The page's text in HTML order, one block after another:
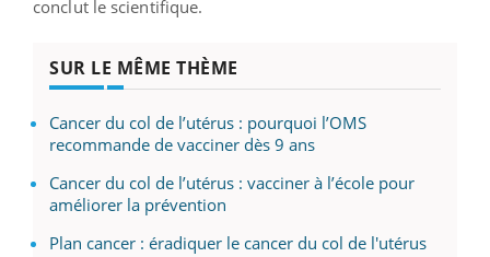
conclut le scientifique.
SUR LE MÊME THÈME
Cancer du col de l’utérus : pourquoi l’OMS
recommande de vacciner dès 9 ans
Cancer du col de l’utérus : vacciner à l’école pour
améliorer la prévention
Plan cancer : éradiquer le cancer du col de l'utérus